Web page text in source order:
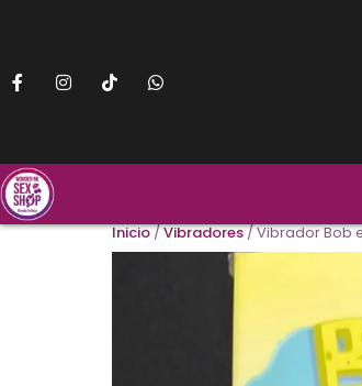
Inicio/Vibradores/ Vibrador Bob